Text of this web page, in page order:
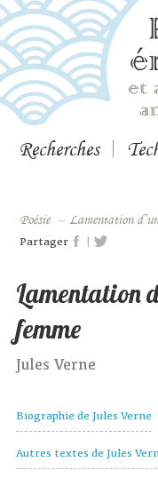
Recherches
Poésie – Lamentation
Partager |
Lamentation
femme
Jules Verne
Biographie de Jules Verne
Autres textes de Jules